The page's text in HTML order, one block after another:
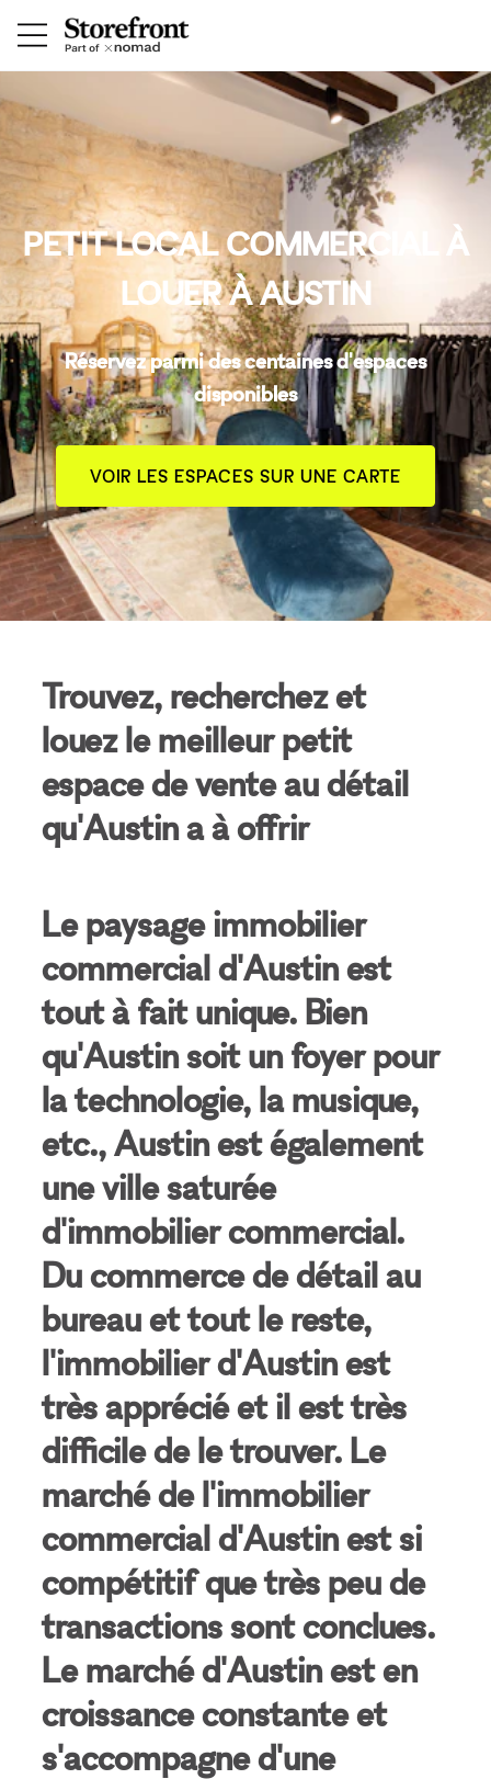
PETIT LOCAL COMMERCIAL À
LOUER À AUSTIN
Réservez parmi des centaines d'espaces
disponibles
VOIR LES ESPACES SUR UNE CARTE
Trouvez, recherchez et
louez le meilleur petit
espace de vente au détail
qu'Austin a à offrir
Le paysage immobilier
commercial d'Austin est
tout à fait unique. Bien
qu'Austin soit un foyer pour
la technologie, la musique,
etc., Austin est également
une ville saturée
d'immobilier commercial.
Du commerce de détail au
bureau et tout le reste,
l'immobilier d'Austin est
très apprécié et il est très
difficile de le trouver. Le
marché de l'immobilier
commercial d'Austin est si
compétitif que très peu de
transactions sont conclues.
Le marché d'Austin est en
croissance constante et
s'accompagne d'une